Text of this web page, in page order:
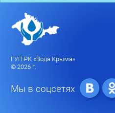
ГУП РК «Вода Крыма»
© 2026 г.
Мы в соцсетях